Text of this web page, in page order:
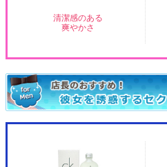
清潔感のある
爽やかさ